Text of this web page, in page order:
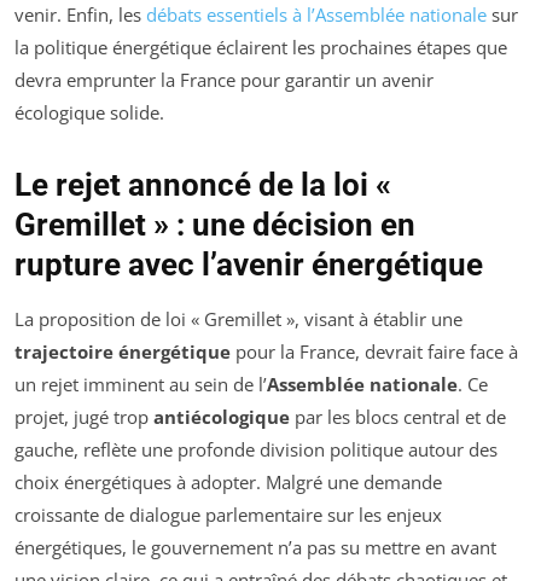
venir. Enfin, les débats essentiels à l’Assemblée nationale sur
la politique énergétique éclairent les prochaines étapes que
devra emprunter la France pour garantir un avenir
écologique solide.
Le rejet annoncé de la loi «
Gremillet » : une décision en
rupture avec l’avenir énergétique
La proposition de loi « Gremillet », visant à établir une
trajectoire énergétique pour la France, devrait faire face à
un rejet imminent au sein de l’Assemblée nationale. Ce
projet, jugé trop antiécologique par les blocs central et de
gauche, reflète une profonde division politique autour des
choix énergétiques à adopter. Malgré une demande
croissante de dialogue parlementaire sur les enjeux
énergétiques, le gouvernement n’a pas su mettre en avant